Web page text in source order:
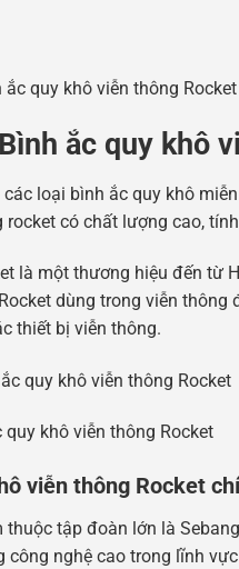
ắc quy khô viễn thông Rocket
ắc quy khô
các loại bình ắc quy khô
rocket có chất lượng cao,
là một thương hiệu đến từ
dùng trong viễn
thiết bị viễn thông.
quy khô viễn thông Rocket
viễn thông Rocket
thuộc tập đoàn lớn là
công nghệ cao trong lĩnh